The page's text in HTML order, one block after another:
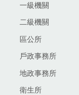
一級機關
二級機關
區公所
戶政事務所
地政事務所
衛生所